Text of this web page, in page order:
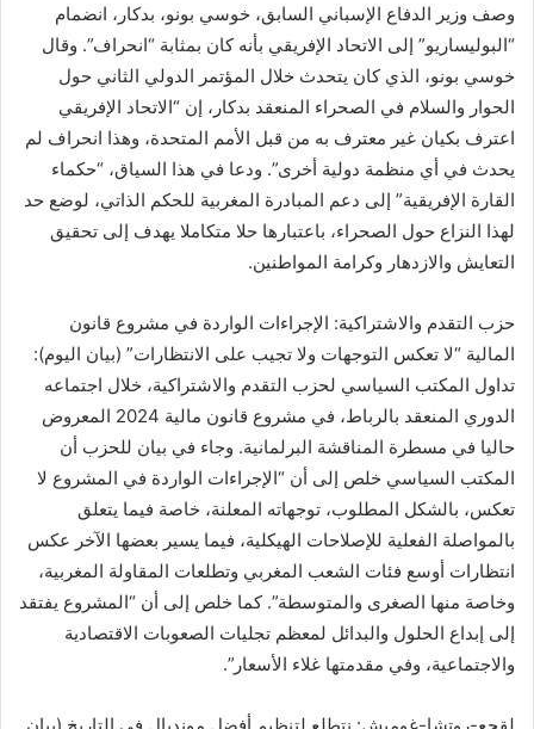
وصف وزير الدفاع الإسباني السابق، خوسي بونو، بدكار، انضمام
“البوليساريو” إلى الاتحاد الإفريقي بأنه كان بمثابة “انحراف”. وقال
خوسي بونو، الذي كان يتحدث خلال المؤتمر الدولي الثاني حول
الحوار والسلام في الصحراء المنعقد بدكار، إن “الاتحاد الإفريقي
اعترف بكيان غير معترف به من قبل الأمم المتحدة، وهذا انحراف لم
يحدث في أي منظمة دولية أخرى”. ودعا في هذا السياق، “حكماء
القارة الإفريقية” إلى دعم المبادرة المغربية للحكم الذاتي، لوضع حد
لهذا النزاع حول الصحراء، باعتبارها حلا متكاملا يهدف إلى تحقيق
التعايش والازدهار وكرامة المواطنين.
حزب التقدم والاشتراكية: الإجراءات الواردة في مشروع قانون
المالية “لا تعكس التوجهات ولا تجيب على الانتظارات” (بيان اليوم):
تداول المكتب السياسي لحزب التقدم والاشتراكية، خلال اجتماعه
الدوري المنعقد بالرباط، في مشروع قانون مالية 2024 المعروض
حاليا في مسطرة المناقشة البرلمانية. وجاء في بيان للحزب أن
المكتب السياسي خلص إلى أن “الإجراءات الواردة في المشروع لا
تعكس، بالشكل المطلوب، توجهاته المعلنة، خاصة فيما يتعلق
بالمواصلة الفعلية للإصلاحات الهيكلية، فيما يسير بعضها الآخر عكس
انتظارات أوسع فئات الشعب المغربي وتطلعات المقاولة المغربية،
وخاصة منها الصغرى والمتوسطة”. كما خلص إلى أن “المشروع يفتقد
إلى إبداع الحلول والبدائل لمعظم تجليات الصعوبات الاقتصادية
والاجتماعية، وفي مقدمتها غلاء الأسعار”.
لقجع-روتشا-غوميش: نتطلع لتنظيم أفضل مونديال في التاريخ (بيان